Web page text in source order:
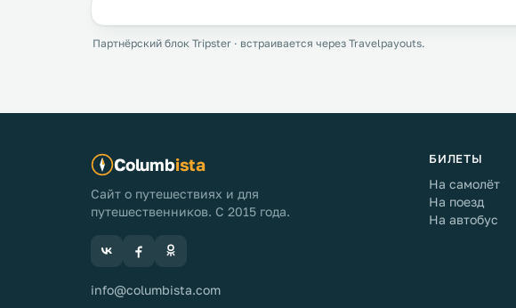
Партнёрский блок Tripster · встраивается через Travelpayouts.
Columbista
Сайт о путешествиях и для
путешественников. С 2015 года.
info@columbista.com
БИЛЕТЫ
На самолёт
На поезд
На автобус